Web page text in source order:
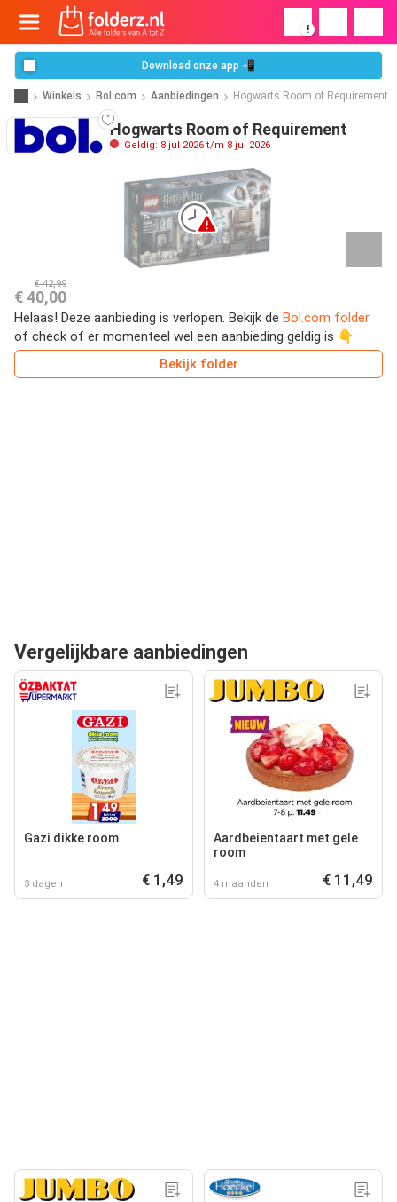
!
Download onze app 📲
Winkels Bol.com Aanbiedingen Hogwarts Room of Requirement
Hogwarts Room of Requirement
Geldig: 8 jul 2026 t/m 8 jul 2026
€ 42,99
€ 40,00
Helaas! Deze aanbieding is verlopen. Bekijk de Bol.com folder
of check of er momenteel wel een aanbieding geldig is 👇
Bekijk folder
Vergelijkbare aanbiedingen
Gazi dikke room
3 dagen € 1,49
Aardbeientaart met gele
room
4 maanden € 11,49